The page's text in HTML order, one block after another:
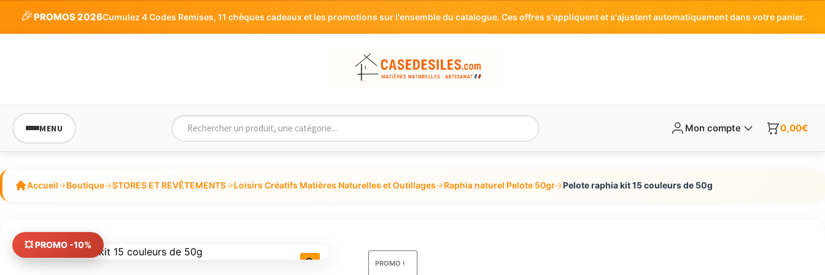
🎉PROMOS 2026Cumulez 4 Codes Remises, 11 chèques cadeaux et les promotions sur l'ensemble du catalogue. Ces offres s'appliquent et s'ajustent automatiquement dans votre panier.
MENU Mon compte 0,00€
Accueil→Boutique→STORES ET REVÊTEMENTS→Loisirs Créatifs Matières Naturelles et Outillages→Raphia naturel Pelote 50gr→Pelote raphia kit 15 couleurs de 50g
PROMO !
💥 PROMO -10%
était :
est :